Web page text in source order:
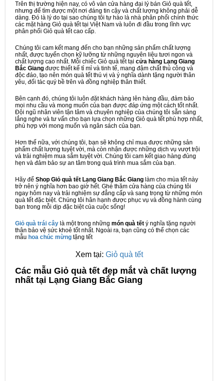
Trên thị trường hiện nay, có vô vàn cửa hàng đại lý bán Giỏ quà tết,
nhưng để tìm được một nơi đáng tin cậy và chất lượng không phải dễ
dàng. Đó là lý do tại sao chúng tôi tự hào là nhà phân phối chính thức
các mặt hàng Giỏ quà tết tại Việt Nam và luôn đi đầu trong lĩnh vực
phân phối Giỏ quà tết cao cấp.
Chúng tôi cam kết mang đến cho bạn những sản phẩm chất lượng
nhất, được tuyển chọn kỹ lưỡng từ những nguyên liệu tươi ngon và
chất lượng cao nhất. Mỗi chiếc Giỏ quà tết tại cửa hàng Lạng Giang
Bắc Giang được thiết kế tỉ mỉ và tinh tế, mang đậm chất thủ công và
độc đáo, tạo nên món quà tết thú vị và ý nghĩa dành tặng người thân
yêu, đối tác quý bề trên và đồng nghiệp thân thiết.
Bên cạnh đó, chúng tôi luôn đặt khách hàng lên hàng đầu, đảm bảo
mọi nhu cầu và mong muốn của bạn được đáp ứng một cách tốt nhất.
Đội ngũ nhân viên tận tâm và chuyên nghiệp của chúng tôi sẵn sàng
lắng nghe và tư vấn cho bạn lựa chọn những Giỏ quà tết phù hợp nhất,
phù hợp với mong muốn và ngân sách của bạn.
Hơn thế nữa, với chúng tôi, bạn sẽ không chỉ mua được những sản
phẩm chất lượng tuyệt vời, mà còn nhận được những dịch vụ vượt trội
và trải nghiệm mua sắm tuyệt vời. Chúng tôi cam kết giao hàng đúng
hẹn và đảm bảo sự an tâm trong quá trình mua sắm của bạn.
Hãy để Shop Giỏ quà tết Lạng Giang Bắc Giang làm cho mùa tết này
trở nên ý nghĩa hơn bao giờ hết. Ghé thăm cửa hàng của chúng tôi
ngay hôm nay và trải nghiệm sự đẳng cấp và sang trọng từ những món
quà tết đặc biệt. Chúng tôi hân hạnh được phục vụ và đồng hành cùng
bạn trong mỗi dịp đặc biệt của cuộc sống!
Giỏ quà trái cây là một trong những món quà tết ý nghĩa tặng người
thân bảo vệ sức khoẻ tốt nhất. Ngoài ra, bạn cũng có thể chọn các
mẫu hoa chúc mừng tặng tết
Xem tại: Giỏ quà tết
Các mẫu Giỏ quà tết đẹp mắt và chất lượng
nhất tại Lạng Giang Bắc Giang